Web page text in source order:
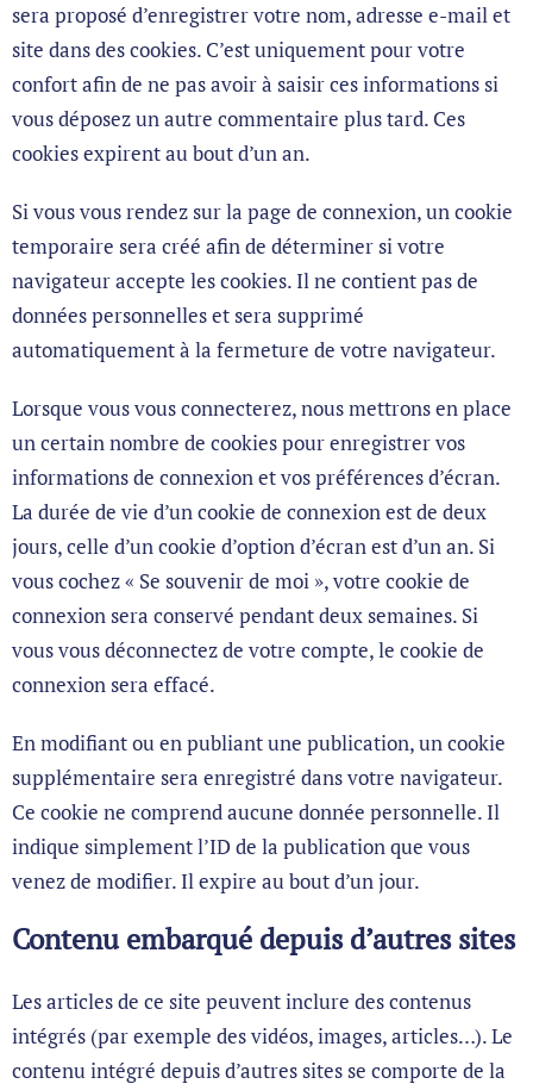
sera proposé d’enregistrer votre nom, adresse e-mail et
site dans des cookies. C’est uniquement pour votre
confort afin de ne pas avoir à saisir ces informations si
vous déposez un autre commentaire plus tard. Ces
cookies expirent au bout d’un an.
Si vous vous rendez sur la page de connexion, un cookie
temporaire sera créé afin de déterminer si votre
navigateur accepte les cookies. Il ne contient pas de
données personnelles et sera supprimé
automatiquement à la fermeture de votre navigateur.
Lorsque vous vous connecterez, nous mettrons en place
un certain nombre de cookies pour enregistrer vos
informations de connexion et vos préférences d’écran.
La durée de vie d’un cookie de connexion est de deux
jours, celle d’un cookie d’option d’écran est d’un an. Si
vous cochez « Se souvenir de moi », votre cookie de
connexion sera conservé pendant deux semaines. Si
vous vous déconnectez de votre compte, le cookie de
connexion sera effacé.
En modifiant ou en publiant une publication, un cookie
supplémentaire sera enregistré dans votre navigateur.
Ce cookie ne comprend aucune donnée personnelle. Il
indique simplement l’ID de la publication que vous
venez de modifier. Il expire au bout d’un jour.
Contenu embarqué depuis d’autres sites
Les articles de ce site peuvent inclure des contenus
intégrés (par exemple des vidéos, images, articles…). Le
contenu intégré depuis d’autres sites se comporte de la